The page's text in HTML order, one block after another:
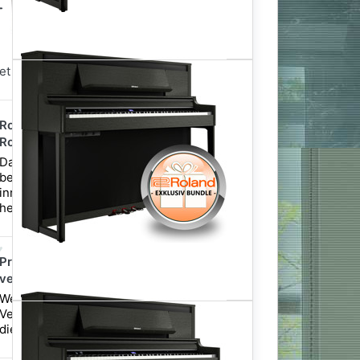
für nur 3.649,00 €
Roland LX-6 DR Digitalpiano Dark
Rosewood - Rosenholz
Das Upright Digitalpiano LX-6
beeindruckt als Mittelklasse-Modell
innerhalb der LX-Serie mit denselben
herausragenden...
Premium-Klavierbank aus Europa mit
verleimten Beinen - Rosenholz
Wenn Sie Wert auf hohe
Verarbeitungsqualität legen, dann ist
diese Klavierbank genau das Richti...